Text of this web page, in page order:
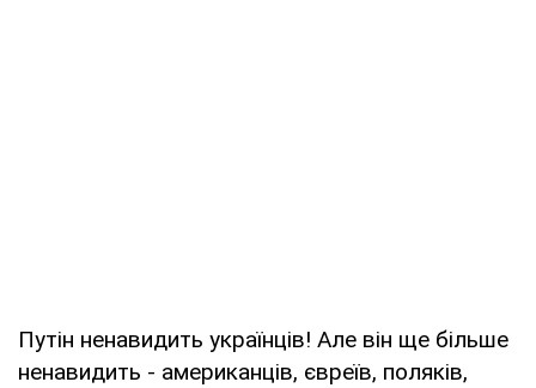
Путін ненавидить українців! Але він ще більше
ненавидить - американців, євреїв, поляків,